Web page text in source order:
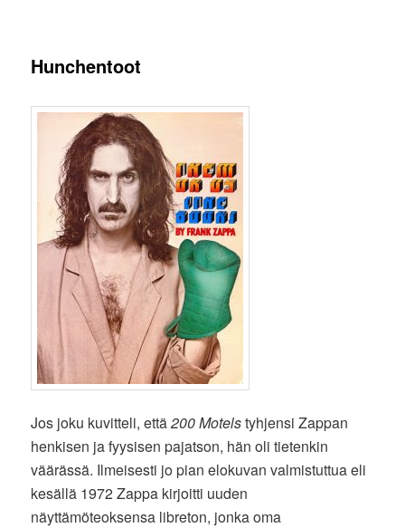
Hunchentoot
Jos joku kuvitteli, että200 Motelstyhjensi Zappan
henkisen ja fyysisen pajatson, hän oli tietenkin
väärässä. Ilmeisesti jo pian elokuvan valmistuttua eli
kesällä 1972 Zappa kirjoitti uuden
näyttämöteoksensa libreton, jonka oma